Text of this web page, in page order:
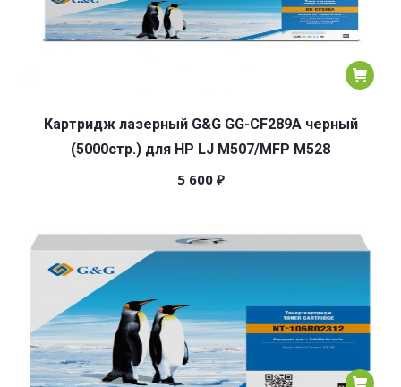
Картридж лазерный G&G GG-CF289A черный
(5000стр.) для HP LJ M507/MFP M528
5 600 ₽